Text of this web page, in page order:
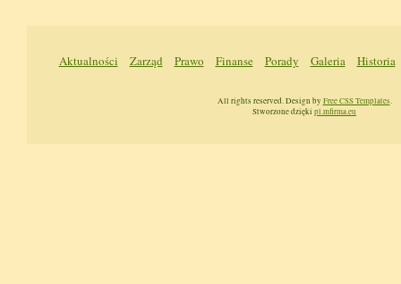
Aktualności Zarząd Prawo Finanse Porady Galeria Historia
All rights reserved. Design by Free CSS Templates.
Stworzone dzięki pl.mfirma.eu